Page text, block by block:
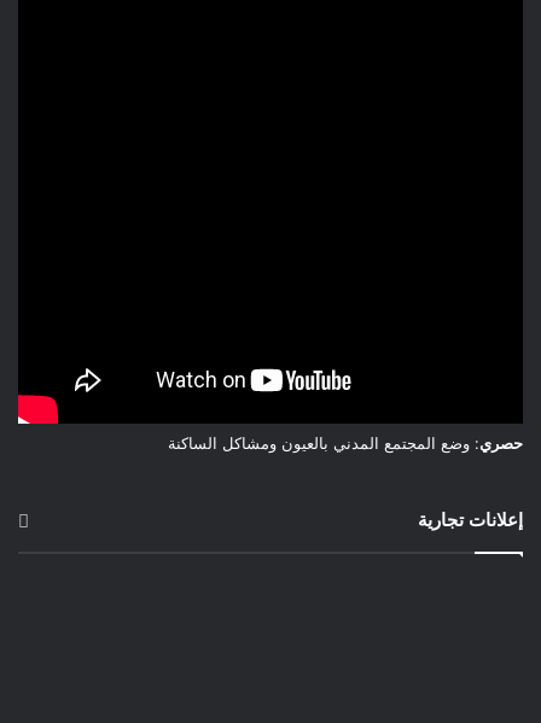
حصري: وضع المجتمع المدني بالعيون ومشاكل الساكنة
إعلانات تجارية